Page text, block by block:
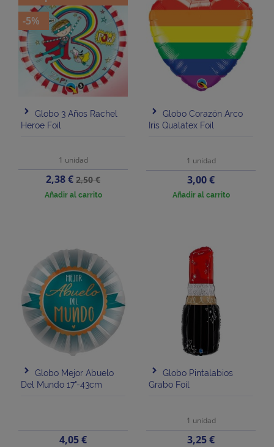
Globo 3 Años Rachel
Heroe Foil
1 unidad
Precio
2,38 €Precio
base
2,50 €
Añadir al carrito
-5%
Globo Corazón Arco
Iris Qualatex Foil
1 unidad
Precio
3,00 €
Añadir al carrito
Globo Mejor Abuelo
Del Mundo 17"-43cm
Precio
4,05 €
Globo Pintalabios
Grabo Foil
1 unidad
Precio
3,25 €